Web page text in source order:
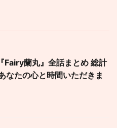
Fairy蘭丸』全話まとめ 総計
なたの心と時間いただきま